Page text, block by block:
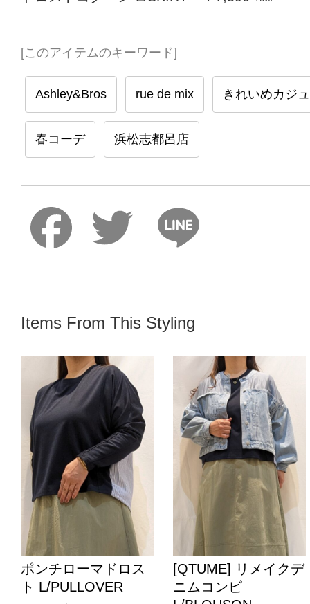
[このアイテムのキーワード]
Ashley&Bros rue de mix きれいめカジ
春コーデ 浜松志都呂店
Twitter
Items From This Styling
ポンチローマドロス
ト L/PULLOVER
[QTUME] リメイクデ
ニムコンビ